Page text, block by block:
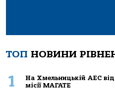
ТОП НОВИНИ
1
На Хмельницькій АЕС
місії МАГАТЕ